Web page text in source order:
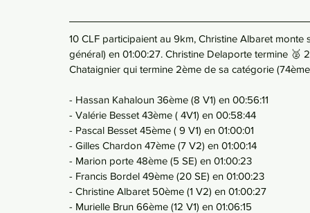
10 CLF participaient au 9km, Christine Albaret
général) en 01:00:27. Christine Delaporte termine 🥈
Chataignier qui termine 2ème de sa catégorie
- Hassan Kahaloun 36ème (8 V1) en 00:56:11
- Valérie Besset 43ème ( 4V1) en 00:58:44
- Pascal Besset 45ème ( 9 V1) en 01:00:01
- Gilles Chardon 47ème (7 V2) en 01:00:14
- Marion porte 48ème (5 SE) en 01:00:23
- Francis Bordel 49ème (20 SE) en 01:00:23
- Christine Albaret 50ème (1 V2) en 01:00:27
- Murielle Brun 66ème (12 V1) en 01:06:15